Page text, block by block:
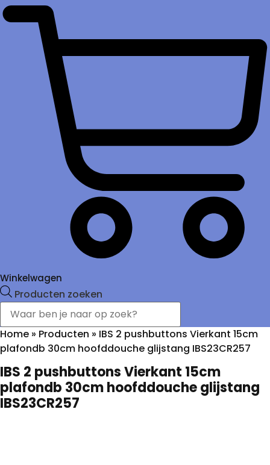
Winkelwagen
Producten zoeken
Home » Producten » IBS 2 pushbuttons Vierkant 15cm
plafondb 30cm hoofddouche glijstang IBS23CR257
IBS 2 pushbuttons Vierkant 15cm
plafondb 30cm hoofddouche glijstang
IBS23CR257